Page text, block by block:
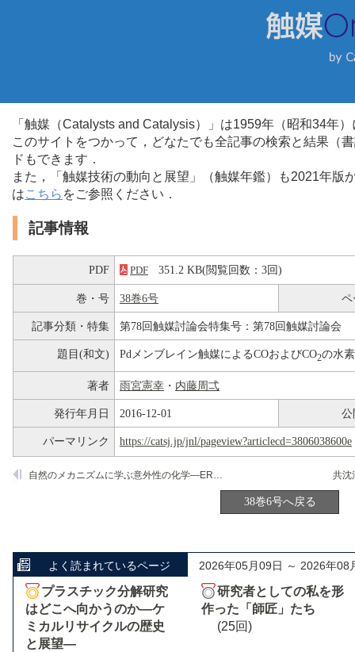
「触媒（Catalysts and Catalysis）」は1959年（昭和34年
このサイトをつかって，どなたでも全記事の検索と結果（
ドもできます．
また，「触媒技術の動向と展望」（触媒年鑑）も2021年
はこちら をご参照ください．
記事情報
PDF PDF 351.2 KB(閲覧回数：3回)
巻・号 38巻6号 ペ
記事分類・特集 第78回触媒討論会特集号：第78回触媒討論会
題目(和文) Pdメンブレイン触媒によるCOおよびCO2の水
著者 雨宮憲幸 ・ 内藤周弌
発行年月日 2016-12-01 公
パーマリンク https://catsj.jp/jnl/pageview?articlecd=3806038600e
自然のメカニズムに学ぶ意外性の化学―ERATO・包接認識プロジェクトの研究成果より
38巻6号へ戻る
よく読まれているページ 2026年05月09日 ～ 2026年08
プラスチック分解研究
はどこへ向かうのか―ケ
ミカルリサイクルの歴史
と展望―
研究者としての私を形
作った「師匠」たち
(25回)